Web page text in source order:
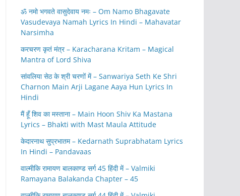
ॐ नमो भगवते वासुदेवाय नमः – Om Namo Bhagavate
Vasudevaya Namah Lyrics In Hindi – Mahavatar
Narsimha
करचरण कृतं मंत्र – Karacharana Kritam – Magical
Mantra of Lord Shiva
सांवलिया सेठ के श्री चरणों में – Sanwariya Seth Ke Shri
Charnon Main Arji Lagane Aaya Hun Lyrics In
Hindi
मैं हूँ शिव का मस्ताना – Main Hoon Shiv Ka Mastana
Lyrics – Bhakti with Mast Maula Attitude
केदारनाथ सुप्रभातम – Kedarnath Suprabhatam Lyrics
In Hindi – Pandavaas
वाल्मीकि रामायण बालकाण्ड सर्ग 45 हिंदी में – Valmiki
Ramayana Balakanda Chapter – 45